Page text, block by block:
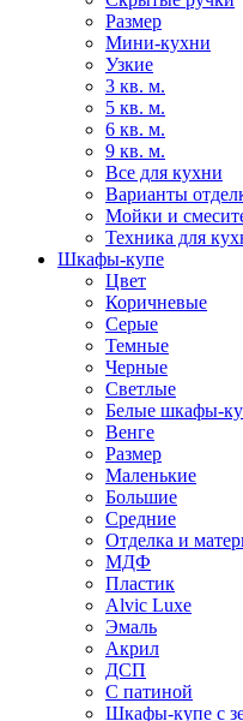
Размер
Мини-кухни
Узкие
3 кв. м.
5 кв. м.
6 кв. м.
9 кв. м.
Все для кухни
Варианты
Мойки и
Техника для
Шкафы-купе
Цвет
Коричневые
Серые
Темные
Черные
Светлые
Белые шкафы-
Венге
Размер
Маленькие
Большие
Средние
Отделка и
МДФ
Пластик
Alvic Luxe
Эмаль
Акрил
ДСП
С патиной
Шкафы-купе с